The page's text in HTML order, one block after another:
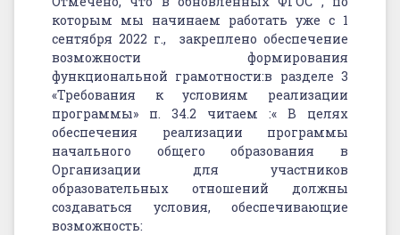
которым мы начинаем работать уже с 1
сентября 2022 г., закреплено обеспечение
возможности формирования
функциональной грамотности:в разделе 3
«Требования к условиям реализации
программы» п. 34.2 читаем :« В целях
обеспечения реализации программы
начального общего образования в
Организации для участников
образовательных отношений должны
создаваться условия, обеспечивающие
возможность: